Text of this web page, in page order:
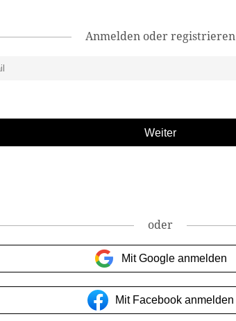
Anmelden oder registrieren
oder
Mit Google anmelden
Mit Facebook anmelden